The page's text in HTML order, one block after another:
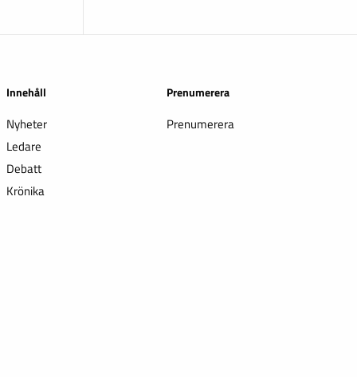
Innehåll
Nyheter
Ledare
Debatt
Krönika
Prenumerera
Prenumerera